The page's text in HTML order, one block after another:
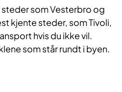
som Vesterbro og
kjente steder, som Tivoli,
hvis du ikke vil.
som står rundt i byen.